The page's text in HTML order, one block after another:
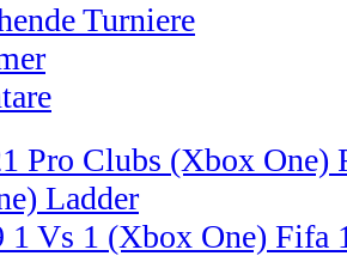
Turniere
Ladder
Fifa